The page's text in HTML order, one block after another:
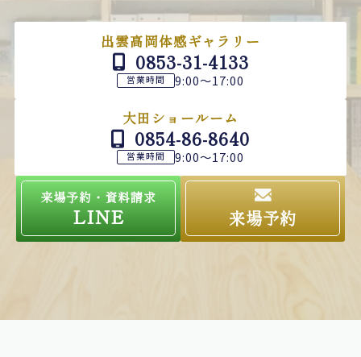
出雲高岡体感ギャラリー
0853-31-4133
営業時間 9:00～17:00
大田ショールーム
0854-86-8640
営業時間 9:00～17:00
来場予約・資料請求
LINE 来場予約